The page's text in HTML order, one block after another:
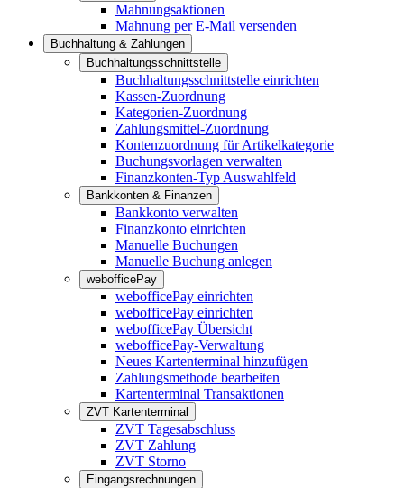
Mahnungsaktionen
Mahnung per E-Mail versenden
Buchhaltung & Zahlungen
Buchhaltungsschnittstelle
Buchhaltungsschnittstelle einrichten
Kassen-Zuordnung
Kategorien-Zuordnung
Zahlungsmittel-Zuordnung
Kontenzuordnung für Artikelkategorie
Buchungsvorlagen verwalten
Finanzkonten-Typ Auswahlfeld
Bankkonten & Finanzen
Bankkonto verwalten
Finanzkonto einrichten
Manuelle Buchungen
Manuelle Buchung anlegen
webofficePay
webofficePay einrichten
webofficePay einrichten
webofficePay Übersicht
webofficePay-Verwaltung
Neues Kartenterminal hinzufügen
Zahlungsmethode bearbeiten
Kartenterminal Transaktionen
ZVT Kartenterminal
ZVT Tagesabschluss
ZVT Zahlung
ZVT Storno
Eingangsrechnungen